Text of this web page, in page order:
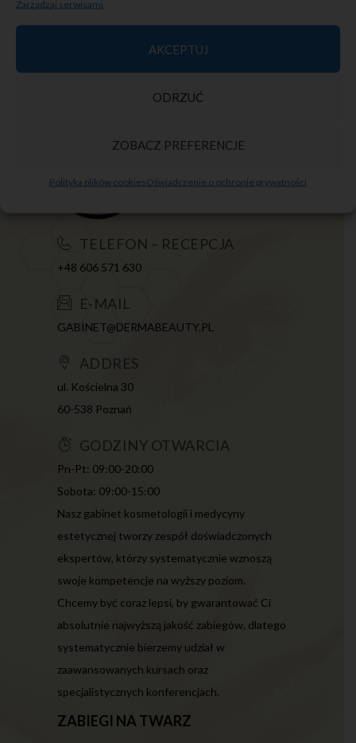
Zarządzaj serwisami
AKCEPTUJ
ODRZUĆ
ZOBACZ PREFERENCJE
Polityka plików cookiesOświadczenie o ochronie prywatności
TELEFON – RECEPCJA
+48 606 571 630
E-MAIL
GABINET@DERMABEAUTY.PL
ADDRES
ul. Kościelna 30
60-538 Poznań
GODZINY OTWARCIA
Pn-Pt: 09:00-20:00
Sobota: 09:00-15:00
Nasz gabinet kosmetologii i medycyny
estetycznej tworzy zespół doświadczonych
ekspertów, którzy systematycznie wznoszą
swoje kompetencje na wyższy poziom.
Chcemy być coraz lepsi, by gwarantować Ci
absolutnie najwyższą jakość zabiegów, dlatego
systematycznie bierzemy udział w
zaawansowanych kursach oraz
specjalistycznych konferencjach.
ZABIEGI NA TWARZ